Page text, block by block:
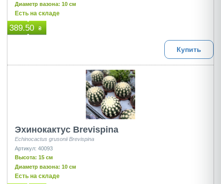
Диаметр вазона: 10 см
Есть на складе
389.50 ₴
Купить
Эхинокактус Brevispina
Echinocactus grusonii Brevispina
Артикул: 40093
Высота: 15 см
Диаметр вазона: 10 см
Есть на складе